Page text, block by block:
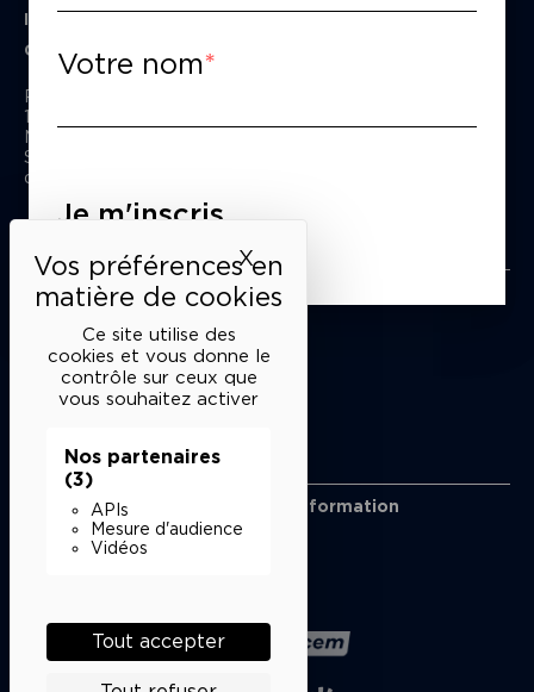
Ce site utilise des
cookies et vous donne le
contrôle sur ceux que
vous souhaitez activer
Nos partenaires
(3)
APIs
Mesure d'audience
Vidéos
Tout accepter
XMasquer le bandeau des
Informations techniques
Contact presse
Passage Moliėre
157, rue Saint-Martin - 75003 Paris
M° Rambuteau - RER Les Halles
Standard tél : 01 44 54 53 00
du mardi au samedi de 15h à 18h
Liens utiles
Mentions légales
Conditions générales de vente
Cookies
Restons en lien
Inscrivez-vous à notre lettre d’information
Suivez-nous sur les réseaux
Votre nom
Je m'inscris